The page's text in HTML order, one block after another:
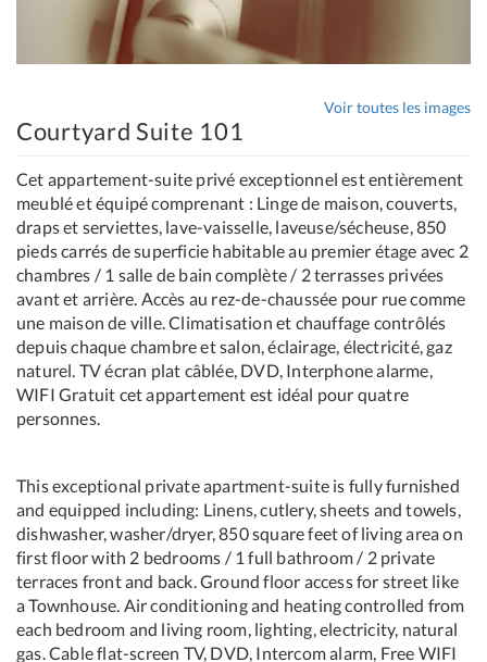
Voir toutes les images
Courtyard Suite 101
Cet appartement-suite privé exceptionnel est entièrement
meublé et équipé comprenant : Linge de maison, couverts,
draps et serviettes, lave-vaisselle, laveuse/sécheuse, 850
pieds carrés de superficie habitable au premier étage avec 2
chambres / 1 salle de bain complète / 2 terrasses privées
avant et arrière. Accès au rez-de-chaussée pour rue comme
une maison de ville. Climatisation et chauffage contrôlés
depuis chaque chambre et salon, éclairage, électricité, gaz
naturel. TV écran plat câblée, DVD, Interphone alarme,
WIFI Gratuit cet appartement est idéal pour quatre
personnes.
This exceptional private apartment-suite is fully furnished
and equipped including: Linens, cutlery, sheets and towels,
dishwasher, washer/dryer, 850 square feet of living area on
first floor with 2 bedrooms / 1 full bathroom / 2 private
terraces front and back. Ground floor access for street like
a Townhouse. Air conditioning and heating controlled from
each bedroom and living room, lighting, electricity, natural
gas. Cable flat-screen TV, DVD, Intercom alarm, Free WIFI